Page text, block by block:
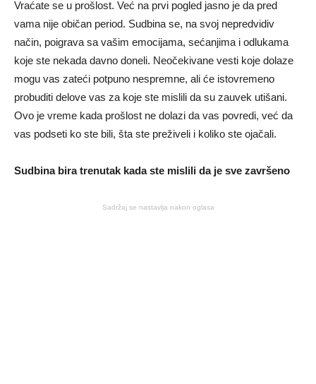
Vraćate se u prošlost. Već na prvi pogled jasno je da pred
vama nije običan period. Sudbina se, na svoj nepredvidiv
način, poigrava sa vašim emocijama, sećanjima i odlukama
koje ste nekada davno doneli. Neočekivane vesti koje dolaze
mogu vas zateći potpuno nespremne, ali će istovremeno
probuditi delove vas za koje ste mislili da su zauvek utišani.
Ovo je vreme kada prošlost ne dolazi da vas povredi, već da
vas podseti ko ste bili, šta ste preživeli i koliko ste ojačali.
Sudbina bira trenutak kada ste mislili da je sve završeno
Sadržaj se nastavlja nakon oglasa